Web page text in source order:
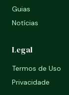
Guias
Notícias
Legal
Termos de Uso
Privacidade